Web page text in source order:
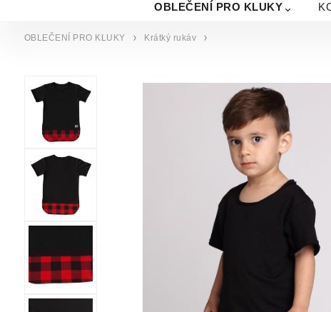
OBLEČENÍ PRO KLUKY
OBLEČENÍ PRO KLUKY Krátký rukáv